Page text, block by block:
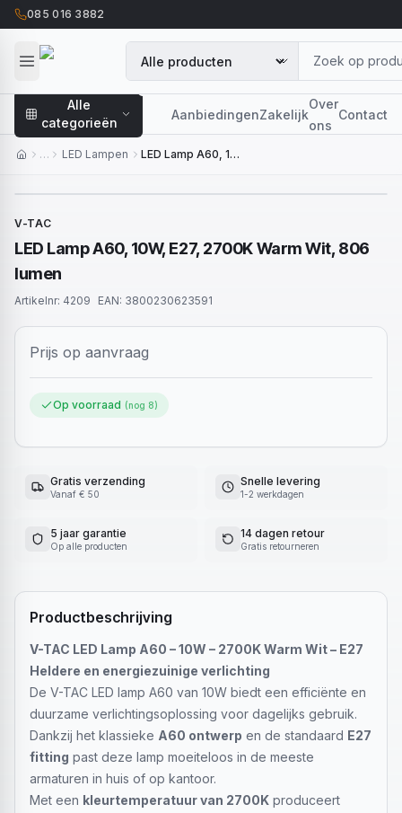
085 016 3882
Alle
categorieën
AanbiedingenZakelijk
Over
ons
Contact
… LED Lampen LED Lamp A60, 10W, E27, 2700K Warm Wit, 806 lumen
V-TAC
LED Lamp A60, 10W, E27, 2700K Warm Wit, 806
lumen
Artikelnr: 4209 EAN: 3800230623591
Prijs op aanvraag
Op voorraad (nog 8)
Gratis verzending
Vanaf € 50
Snelle levering
1-2 werkdagen
5 jaar garantie
Op alle producten
14 dagen retour
Gratis retourneren
Productbeschrijving
V-TAC LED Lamp A60 – 10W – 2700K Warm Wit – E27
Heldere en energiezuinige verlichting
De V-TAC LED lamp A60 van 10W biedt een efficiënte en
duurzame verlichtingsoplossing voor dagelijks gebruik.
Dankzij het klassieke A60 ontwerp en de standaard E27
fitting past deze lamp moeiteloos in de meeste
armaturen in huis of op kantoor.
Met een kleurtemperatuur van 2700K produceert